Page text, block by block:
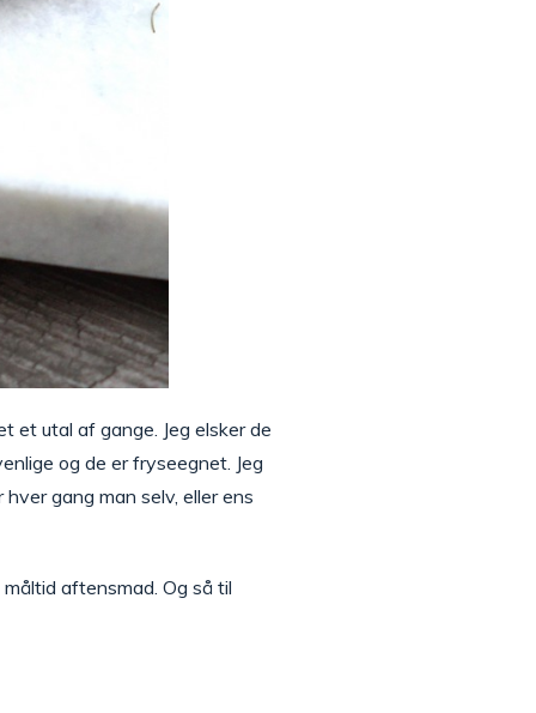
et utal af gange. Jeg elsker de
og de er fryseegnet. Jeg
gang man selv, eller ens
aftensmad. Og så til